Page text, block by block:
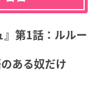
』第1話：ルルー
ある奴だけ